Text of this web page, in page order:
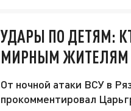
УДАРЫ ПО ДЕТЯМ:
МИРНЫМ ЖИТЕЛЯМ
От ночной атаки ВСУ в
прокомментировал